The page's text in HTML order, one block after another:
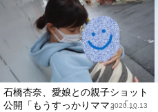
石橋杏奈、愛娘との親子ショット
公開「もうすっかりママ」「...
2020.10.13